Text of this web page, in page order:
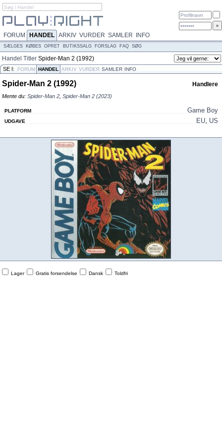
FORUM HANDEL ARKIV VURDER SAMLER INFO
SÆLGES KØBES OPRET BUTIKSSALG FORSLAG FAQ SØG
Handel Titler Spider-Man 2 (1992)
SE I: FORUM HANDEL ARKIV VURDER SAMLER INFO
Spider-Man 2 (1992) Handlere
Mente du: Spider-Man 2 Spider-Man 2 (2023)
PLATFORM Game Boy
UDGAVE EU, US
Lager Gratis forsendelse Dansk Toldfri